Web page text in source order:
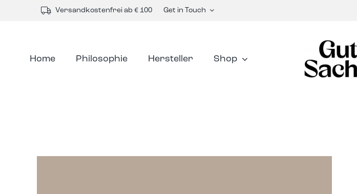
Versandkostenfrei ab € 100 Get in Touch
Home Philosophie Hersteller Shop